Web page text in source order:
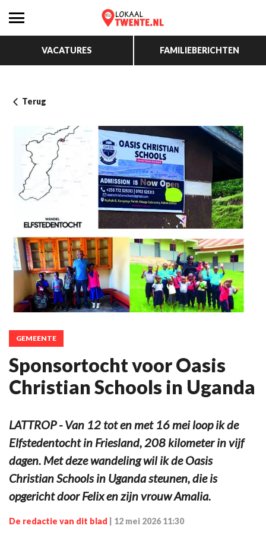
VACATURES FAMILIEBERICHTEN
Terug
GEMEENTE
Sponsortocht voor Oasis
Christian Schools in Uganda
LATTROP - Van 12 tot en met 16 mei loop ik de
Elfstedentocht in Friesland, 208 kilometer in vijf
dagen. Met deze wandeling wil ik de Oasis
Christian Schools in Uganda steunen, die is
opgericht door Felix en zijn vrouw Amalia.
De redactie van dit blad 12 mei 2026 11:30